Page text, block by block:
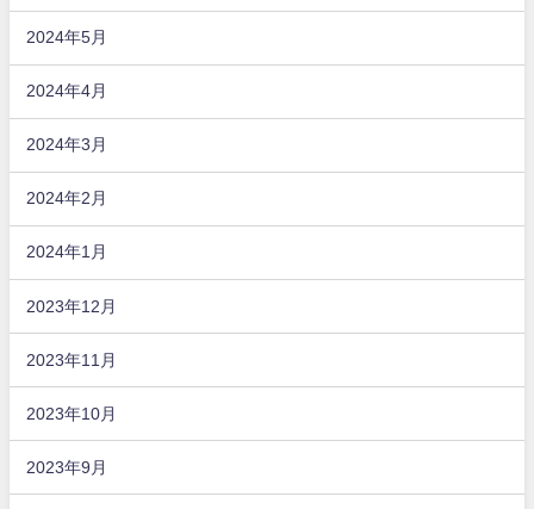
2024年5月
2024年4月
2024年3月
2024年2月
2024年1月
2023年12月
2023年11月
2023年10月
2023年9月